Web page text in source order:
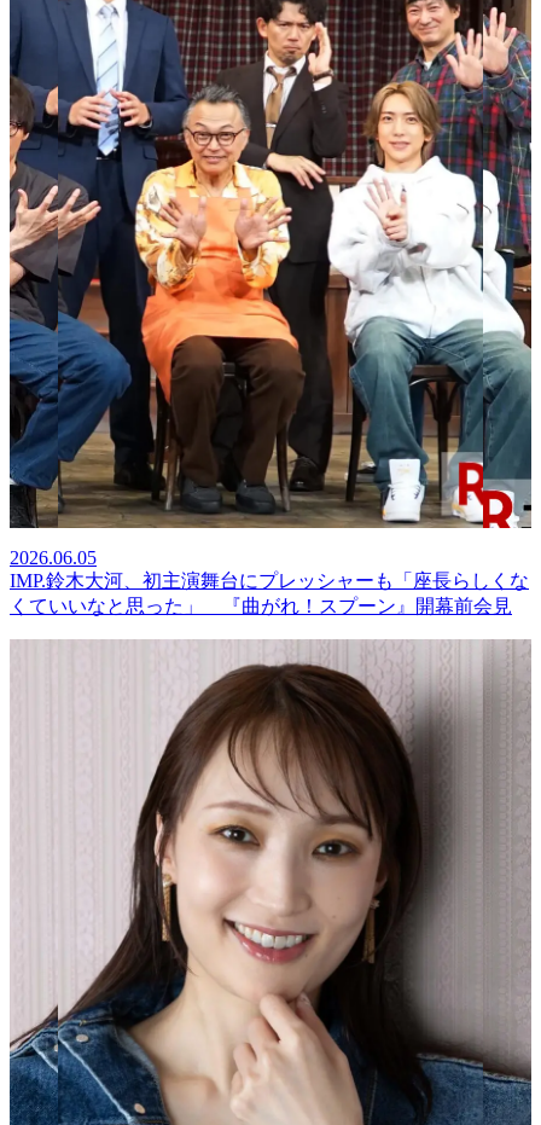
2026.06.05
IMP.鈴木大河、初主演舞台にプレッシャーも「座長らしくな
くていいなと思った」 『曲がれ！スプーン』開幕前会見